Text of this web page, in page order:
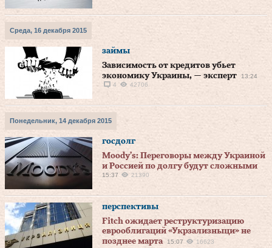
Среда, 16 декабря 2015
займы
Зависимость от кредитов убьет
экономику Украины, — эксперт
13:24
4
42706
Понедельник, 14 декабря 2015
госдолг
Moody’s: Переговоры между Украиной
и Россией по долгу будут сложными
15:37 21390
перспективы
Fitch ожидает реструктуризацию
еврооблигаций «Укрзализныци» не
позднее марта
15:07 16623